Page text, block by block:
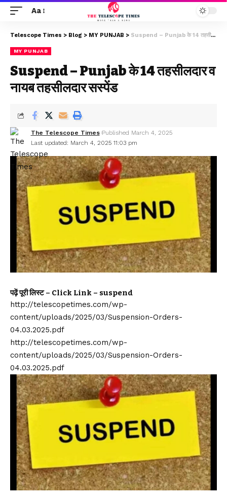
Aa
Telescope Times > Blog > MY PUNJAB > Suspend – Punjab के 14 तहसीलदार व नायब तहसीलदार सस्पेंड
MY PUNJAB
Suspend – Punjab के 14 तहसीलदार व
नायब तहसीलदार सस्पेंड
Last updated: March 4, 2025 11:03 pm
The Telescope Times Published March 4, 2025
पढ़ें पूरी लिस्ट – Click Link – suspend
http://telescopetimes.com/wp-
content/uploads/2025/03/Suspension-Orders-
04.03.2025.pdf
http://telescopetimes.com/wp-
content/uploads/2025/03/Suspension-Orders-
04.03.2025.pdf